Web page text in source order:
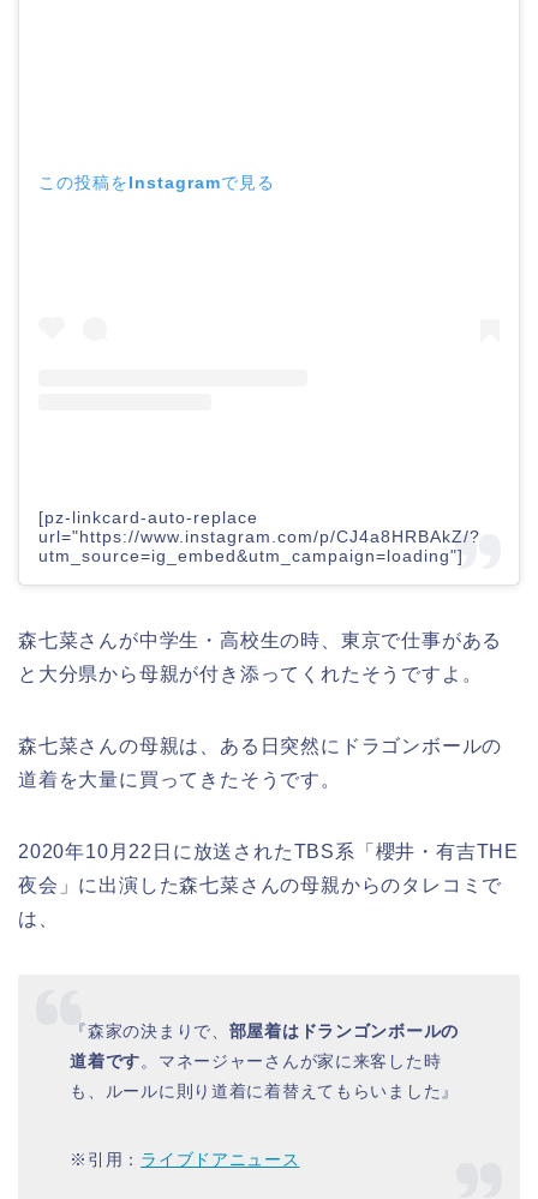
この投稿をInstagramで見る
[pz-linkcard-auto-replace
url="https://www.instagram.com/p/CJ4a8HRBAkZ/?
utm_source=ig_embed&utm_campaign=loading"]
森七菜さんが中学生・高校生の時、 東京で仕事がある
と大分県から母親が付き添ってくれたそう ですよ。
森七菜さんの母親は、ある日突然に ドラゴンボールの
道着を大量に買ってきたそう です。
2020年10月22日に放送されたTBS系「 櫻井・有吉THE
夜会 」に出演した森七菜さんの母親からのタレコミ で
は、
『森家の決まりで、 部屋着はドランゴンボールの
道着です。マネージャーさんが家に来客した時
も、ルールに則り道着に着替えてもらいました 』
※引用： ライブドアニュース